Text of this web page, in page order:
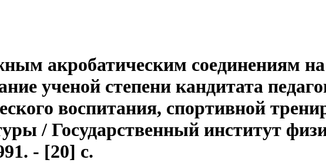
акробатическим соединениям на
ученой степени кандитата
воспитания, спортивной
/ Государственный институт
- [20] с.